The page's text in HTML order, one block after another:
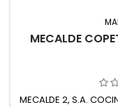
MECALDE
MECALDE 2, S.A.